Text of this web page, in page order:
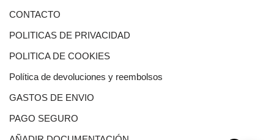
CONTACTO
POLITICAS DE PRIVACIDAD
POLITICA DE COOKIES
Política de devoluciones y reembolsos
GASTOS DE ENVIO
PAGO SEGURO